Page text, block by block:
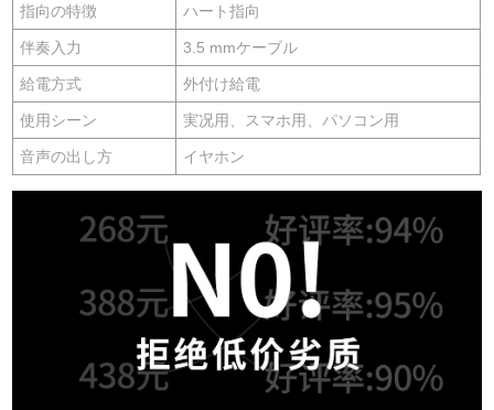
指向の特徴 ハート指向
伴奏入力 3.5 mmケーブル
給電方式 外付け給電
使用シーン 実况用、スマホ用、パソコン用
音声の出し方 イヤホン